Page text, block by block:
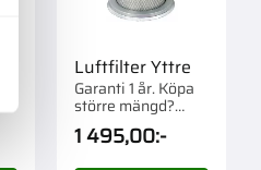
Luftfilter Yttre
Garanti 1 år. Köpa
större mängd?
Förpackad om 1 st.
1 495,00:-